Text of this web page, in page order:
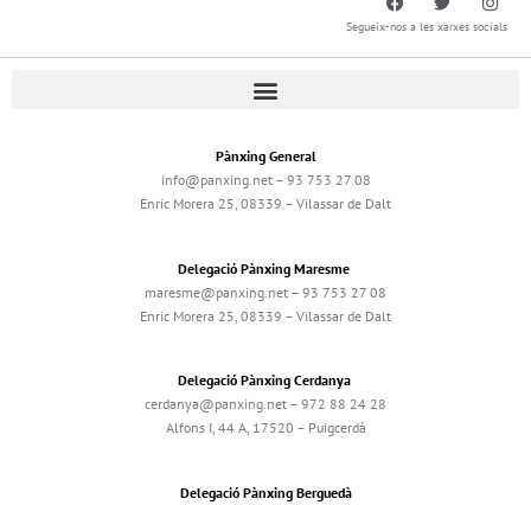
Segueix-nos a les xarxes socials
Pànxing General
info@panxing.net – 93 753 27 08
Enric Morera 25, 08339 – Vilassar de Dalt
Delegació Pànxing Maresme
maresme@panxing.net – 93 753 27 08
Enric Morera 25, 08339 – Vilassar de Dalt
Delegació Pànxing Cerdanya
cerdanya@panxing.net – 972 88 24 28
Alfons I, 44 A, 17520 – Puigcerdà
Delegació Pànxing Berguedà